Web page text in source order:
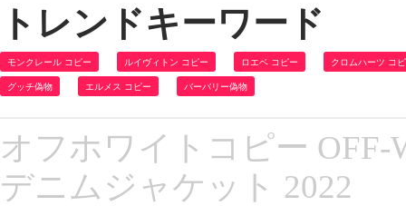
トレンドキーワード
モンクレール コピー ルイヴィトン コピー ロエベ コピー クロムハーツ コ
グッチ偽物 エルメス コピー バーバリー偽物
オフホワイトコピー
デニムジャケット 2022